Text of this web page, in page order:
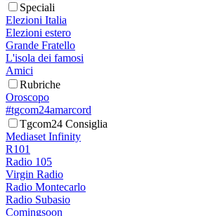
Speciali
Elezioni Italia
Elezioni estero
Grande Fratello
L'isola dei famosi
Amici
Rubriche
Oroscopo
#tgcom24amarcord
Tgcom24 Consiglia
Mediaset Infinity
R101
Radio 105
Virgin Radio
Radio Montecarlo
Radio Subasio
Comingsoon